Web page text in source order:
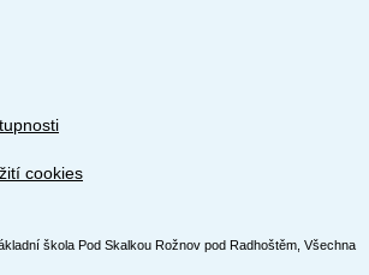
cookies
škola Pod Skalkou Rožnov pod Radhoštěm, Všechna